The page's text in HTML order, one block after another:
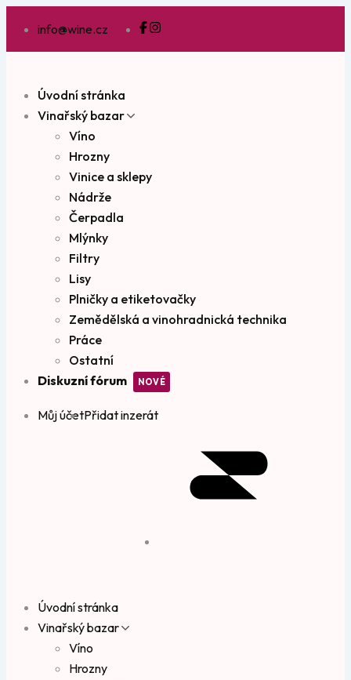
info@wine.cz
Úvodní stránka
Vinařský bazar
Víno
Hrozny
Vinice a sklepy
Nádrže
Čerpadla
Mlýnky
Filtry
Lisy
Plničky a etiketovačky
Zemědělská a vinohradnická technika
Práce
Ostatní
Diskuzní fórum
Můj účetPřidat inzerát
Úvodní stránka
Vinařský bazar
Víno
Hrozny